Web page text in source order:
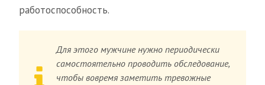
работоспособность.
Для этого мужчине нужно периодически
самостоятельно проводить обследование,
чтобы вовремя заметить тревожные